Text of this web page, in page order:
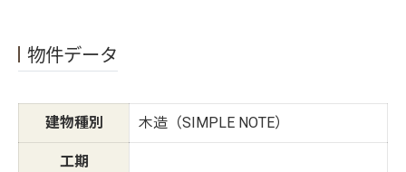
物件データ
建物種別 木造（SIMPLE NOTE）
工期